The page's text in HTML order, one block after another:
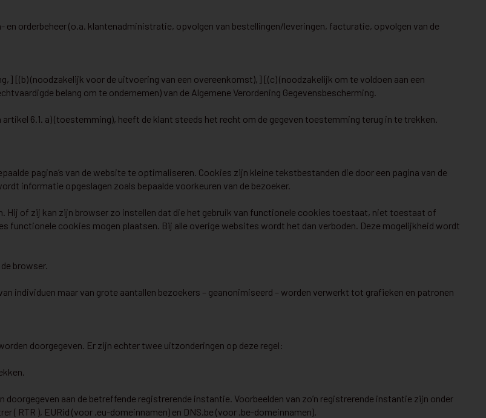
orderbeheer (o.a. klantenadministratie, opvolgen van bestellingen/leveringen, facturatie, opvolgen van de
[(b) (noodzakelijk voor de uitvoering van een overeenkomst),] [(c) (noodzakelijk om te voldoen aan een
belang om te ondernemen) van de Algemene Verordening Gegevensbescherming.
6.1. a) (toestemming), heeft de klant steeds het recht om de gegeven toestemming terug in te trekken.
pagina’s van de website te optimaliseren. Cookies zijn kleine tekstbestanden die door een pagina van de
informatie opgeslagen zoals bepaalde voorkeuren van de bezoeker.
Hij of zij kan zijn browser zo instellen dat die het gebruik van functionele cookies toestaat, niet toestaat of
functionele cookies mogen plaatsen. Bij alle overige websites wordt het dan verboden. Deze mogelijkheid wordt
browser.
individuen maar van grote aantallen bezoekers – geanonimiseerd – worden verwerkt tot grafieken en patronen
doorgegeven. Er zijn echter twee uitzonderingen op deze regel:
aan de betreffende registrerende instantie. Voorbeelden van zo’n registrerende instantie zijn onder
( RTR ), EURid (voor .eu-domeinnamen) en DNS.be (voor .be-domeinnamen).